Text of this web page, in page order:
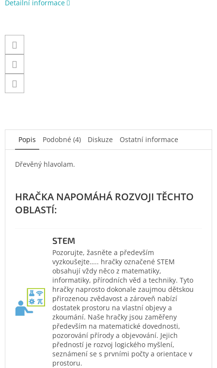
Detailní informace
Popis Podobné (4) Diskuze Ostatní informace
Dřevěný hlavolam.
STEM
Pozorujte, žasněte a především
vyzkoušejte….. hračky označené STEM
obsahují vždy něco z matematiky,
informatiky, přírodních věd a techniky. Tyto
hračky naprosto dokonale zaujmou dětskou
přirozenou zvědavost a zároveň nabízí
dostatek prostoru na vlastní objevy a
zkoumání. Naše hračky jsou zaměřeny
především na matematické dovednosti,
pozorování přírody a objevování. Jejich
předností je rozvoj logického myšlení,
seznámení se s prvními počty a orientace v
prostoru.